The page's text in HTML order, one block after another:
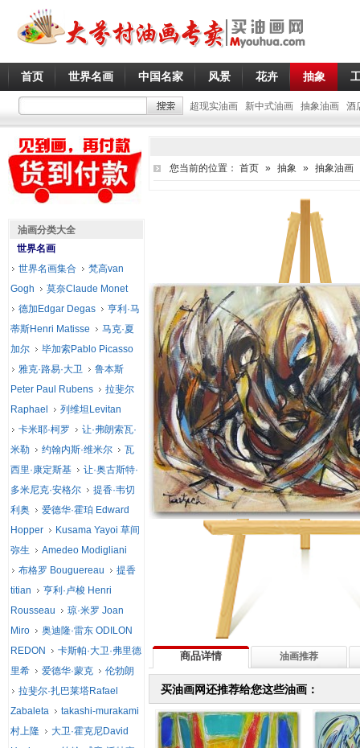
首页 世界名画 中国名家 风景 花卉 抽象
超现实油画 新中式油画 抽象油画 酒
您当前的位置： 首页 » 抽象 » 抽象油画
商品详情 油画推荐
买油画网还推荐给您这些油画：
油画分类大全
世界名画
世界名画集合
梵高van
Gogh
莫奈Claude Monet
德加Edgar Degas
亨利·马
蒂斯Henri Matisse
马克·夏
加尔
毕加索Pablo Picasso
雅克·路易·大卫
鲁本斯
Peter Paul Rubens
拉斐尔
Raphael
列维坦Levitan
卡米耶·柯罗
让·弗朗索瓦·
米勒
约翰内斯·维米尔
瓦
西里·康定斯基
让·奥古斯特·
多米尼克·安格尔
提香·韦切
利奥
爱德华·霍珀 Edward
Hopper
Kusama Yayoi 草间
弥生
Amedeo Modigliani
布格罗 Bouguereau
提香
titian
亨利·卢梭 Henri
Rousseau
琼·米罗 Joan
Miro
奥迪隆·雷东 ODILON
REDON
卡斯帕·大卫·弗里德
里希
爱德华·蒙克
伦勃朗
拉斐尔·扎巴莱塔Rafael
Zabaleta
takashi-murakami
村上隆
大卫·霍克尼David